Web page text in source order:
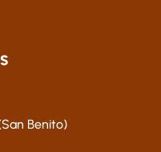
Benito)